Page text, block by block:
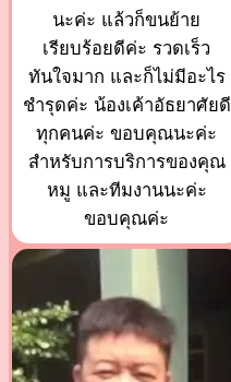
นะค่ะ แล้วก็ขนย้าย
เรียบร้อยดีค่ะ รวดเร็ว
ทันใจมาก และก็ไม่มีอะไร
ชำรุดค่ะ น้องเค้าอัธยาศัยดี
ทุกคนค่ะ ขอบคุณนะค่ะ
สำหรับการบริการของคุณ
หมู และทีมงานนะค่ะ
ขอบคุณค่ะ